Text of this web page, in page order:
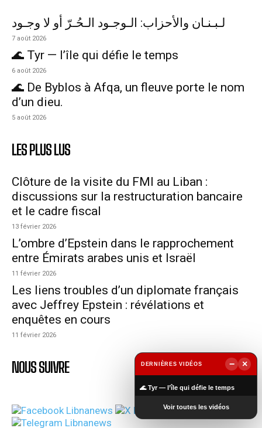
لـبـنـان والأحزاب: الـوجـود الـحُـرّ أو لا وجـود
7 août 2026
🌊 Tyr — l’île qui défie le temps
6 août 2026
🌊 De Byblos à Afqa, un fleuve porte le nom
d’un dieu.
5 août 2026
LES PLUS LUS
Clôture de la visite du FMI au Liban :
discussions sur la restructuration bancaire
et le cadre fiscal
13 février 2026
L’ombre d’Epstein dans le rapprochement
entre Émirats arabes unis et Israël
11 février 2026
Les liens troubles d’un diplomate français
avec Jeffrey Epstein : révélations et
enquêtes en cours
11 février 2026
NOUS SUIVRE DERNIÈRES VIDÉOS −
×
🌊 Tyr — l’île qui défie le temps
Voir toutes les vidéos